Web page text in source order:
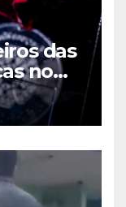
das
no